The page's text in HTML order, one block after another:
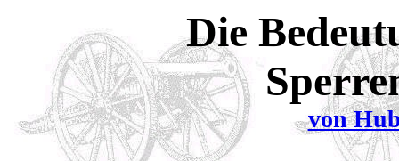
Die
von